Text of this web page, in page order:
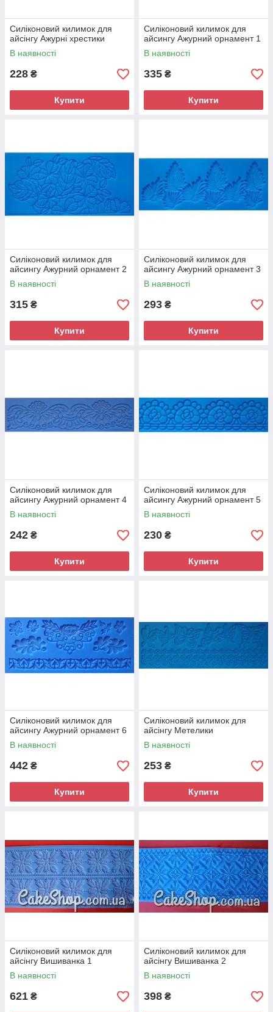
Силіконовий килимок для
айсінгу Ажурні хрестики
В наявності
228 ₴
Купити
Силіконовий килимок для
айсингу Ажурний орнамент 1
В наявності
335 ₴
Купити
Силіконовий килимок для
айсингу Ажурний орнамент 2
В наявності
315 ₴
Купити
Силіконовий килимок для
айсингу Ажурний орнамент 3
В наявності
293 ₴
Купити
Силіконовий килимок для
айсингу Ажурний орнамент 4
В наявності
242 ₴
Купити
Силіконовий килимок для
айсингу Ажурний орнамент 5
В наявності
230 ₴
Купити
Силіконовий килимок для
айсингу Ажурний орнамент 6
В наявності
442 ₴
Купити
Силіконовий килимок для
айсінгу Метелики
В наявності
253 ₴
Купити
Силіконовий килимок для
айсінгу Вишиванка 1
В наявності
621 ₴
Силіконовий килимок для
айсінгу Вишиванка 2
В наявності
398 ₴